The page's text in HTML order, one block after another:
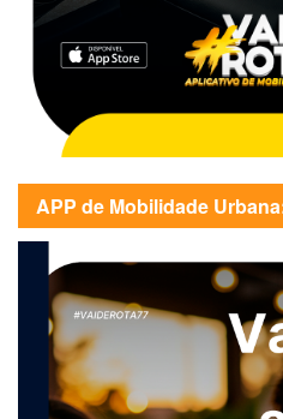
APP de Mobilidade